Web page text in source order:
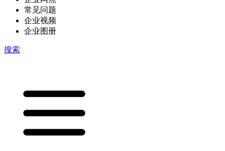
常见问题
企业视频
企业图册
搜索